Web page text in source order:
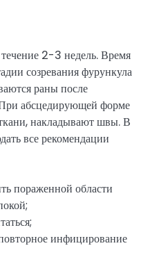
2-3 недель. Время
созревания фурункула
раны после
При абсцедирующей форме
накладывают швы. В
все рекомендации
пораженной области
инфицирование